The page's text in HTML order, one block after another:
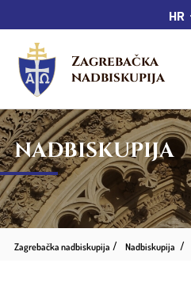
HR
Zagrebačka
nadbiskupija
NADBISKUPIJA
Zagrebačka nadbiskupija Nadbiskupija